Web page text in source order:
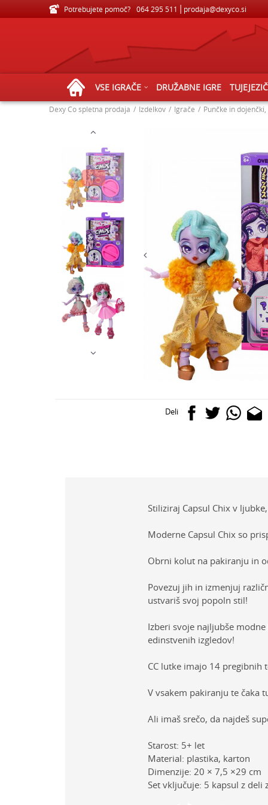
Potrebujete pomoč? 064 295 511 prodaja@dexyco.si
VELIKA IZBIRA IGRAČ ZA VSE STAROSTI
VSE IGRAČE DRUŽABNE IGRE
Dexy Co spletna prodaja Izdelkov Igrače Punčke in
Deli
Stiliziraj Capsul Chix v
Moderne Capsul Chix so
Obrni kolut na pakiranju in
Povezuj jih in izmenjuj
ustvariš svoj popoln stil!
Izberi svoje najljubše
edinstvenih izgledov!
CC lutke imajo 14 pregibnih
V vsakem pakiranju te čaka
Ali imaš srečo, da najdeš
Starost: 5+ let
Material: plastika, karton
Dimenzije: 20 × 7,5 ×29 cm
Set vključuje: 5 kapsul z deli